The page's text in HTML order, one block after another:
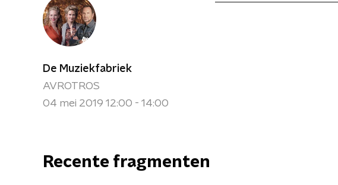
De Muziekfabriek
AVROTROS
04 mei 2019 12:00 - 14:00
Recente fragmenten